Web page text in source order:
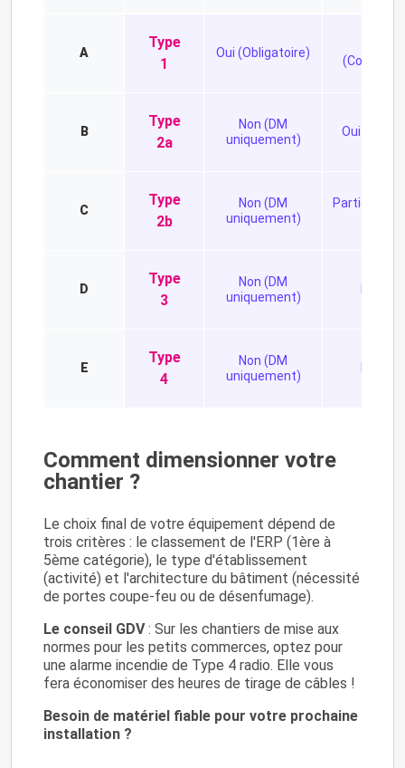
A
Type
1
Oui (Obligatoire)
(Complet)
B
Type
2a
Non (DM
uniquement)
Oui (CMSI)
C
Type
2b
Non (DM
uniquement)
Partiel
D
Type
3
Non (DM
uniquement)
E
Type
4
Non (DM
uniquement)
Comment dimensionner votre
chantier ?
Le choix final de votre équipement dépend de
trois critères : le classement de l'ERP (1ère à
5ème catégorie), le type d'établissement
(activité) et l'architecture du bâtiment (nécessité
de portes coupe-feu ou de désenfumage).
Le conseil GDV: Sur les chantiers de mise aux
normes pour les petits commerces, optez pour
une alarme incendie de Type 4 radio. Elle vous
fera économiser des heures de tirage de câbles !
Besoin de matériel fiable pour votre prochaine
installation ?